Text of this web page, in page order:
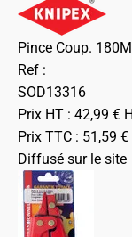
Pince Coup.
Ref :
SOD13316
Prix HT : 42,99 €
Prix TTC : 51,59 €
Diffusé sur le site